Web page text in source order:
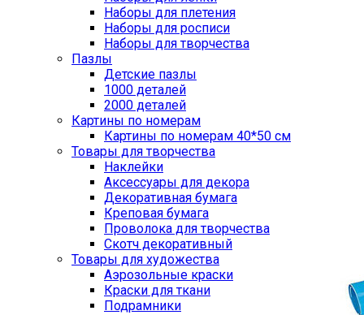
Наборы для плетения
Наборы для росписи
Наборы для творчества
Пазлы
Детские пазлы
1000 деталей
2000 деталей
Картины по номерам
Картины по номерам 40*50 см
Товары для творчества
Наклейки
Аксессуары для декора
Декоративная бумага
Креповая бумага
Проволока для творчества
Скотч декоративный
Товары для художества
Аэрозольные краски
Краски для ткани
Подрамники